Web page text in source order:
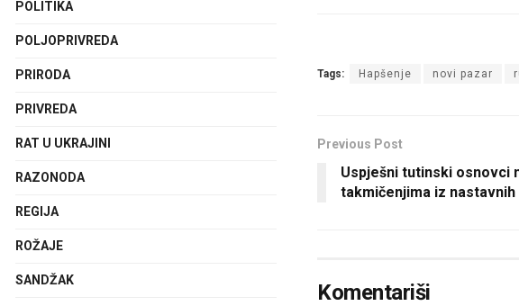
Tags: Hapšenje novi pazar
Previous Post
Uspješni tutinski osnovci
takmičenjima iz
Komentariši
POLITIKA
POLJOPRIVREDA
PRIRODA
PRIVREDA
RAT U UKRAJINI
RAZONODA
REGIJA
ROŽAJE
SANDŽAK